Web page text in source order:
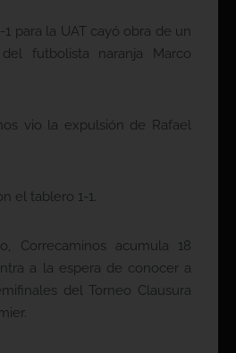
para la UAT cayó obra de un
futbolista naranja Marco
vio la expulsión de Rafael
el tablero 1-1.
Correcaminos acumula 18
a la espera de conocer a
del Torneo Clausura